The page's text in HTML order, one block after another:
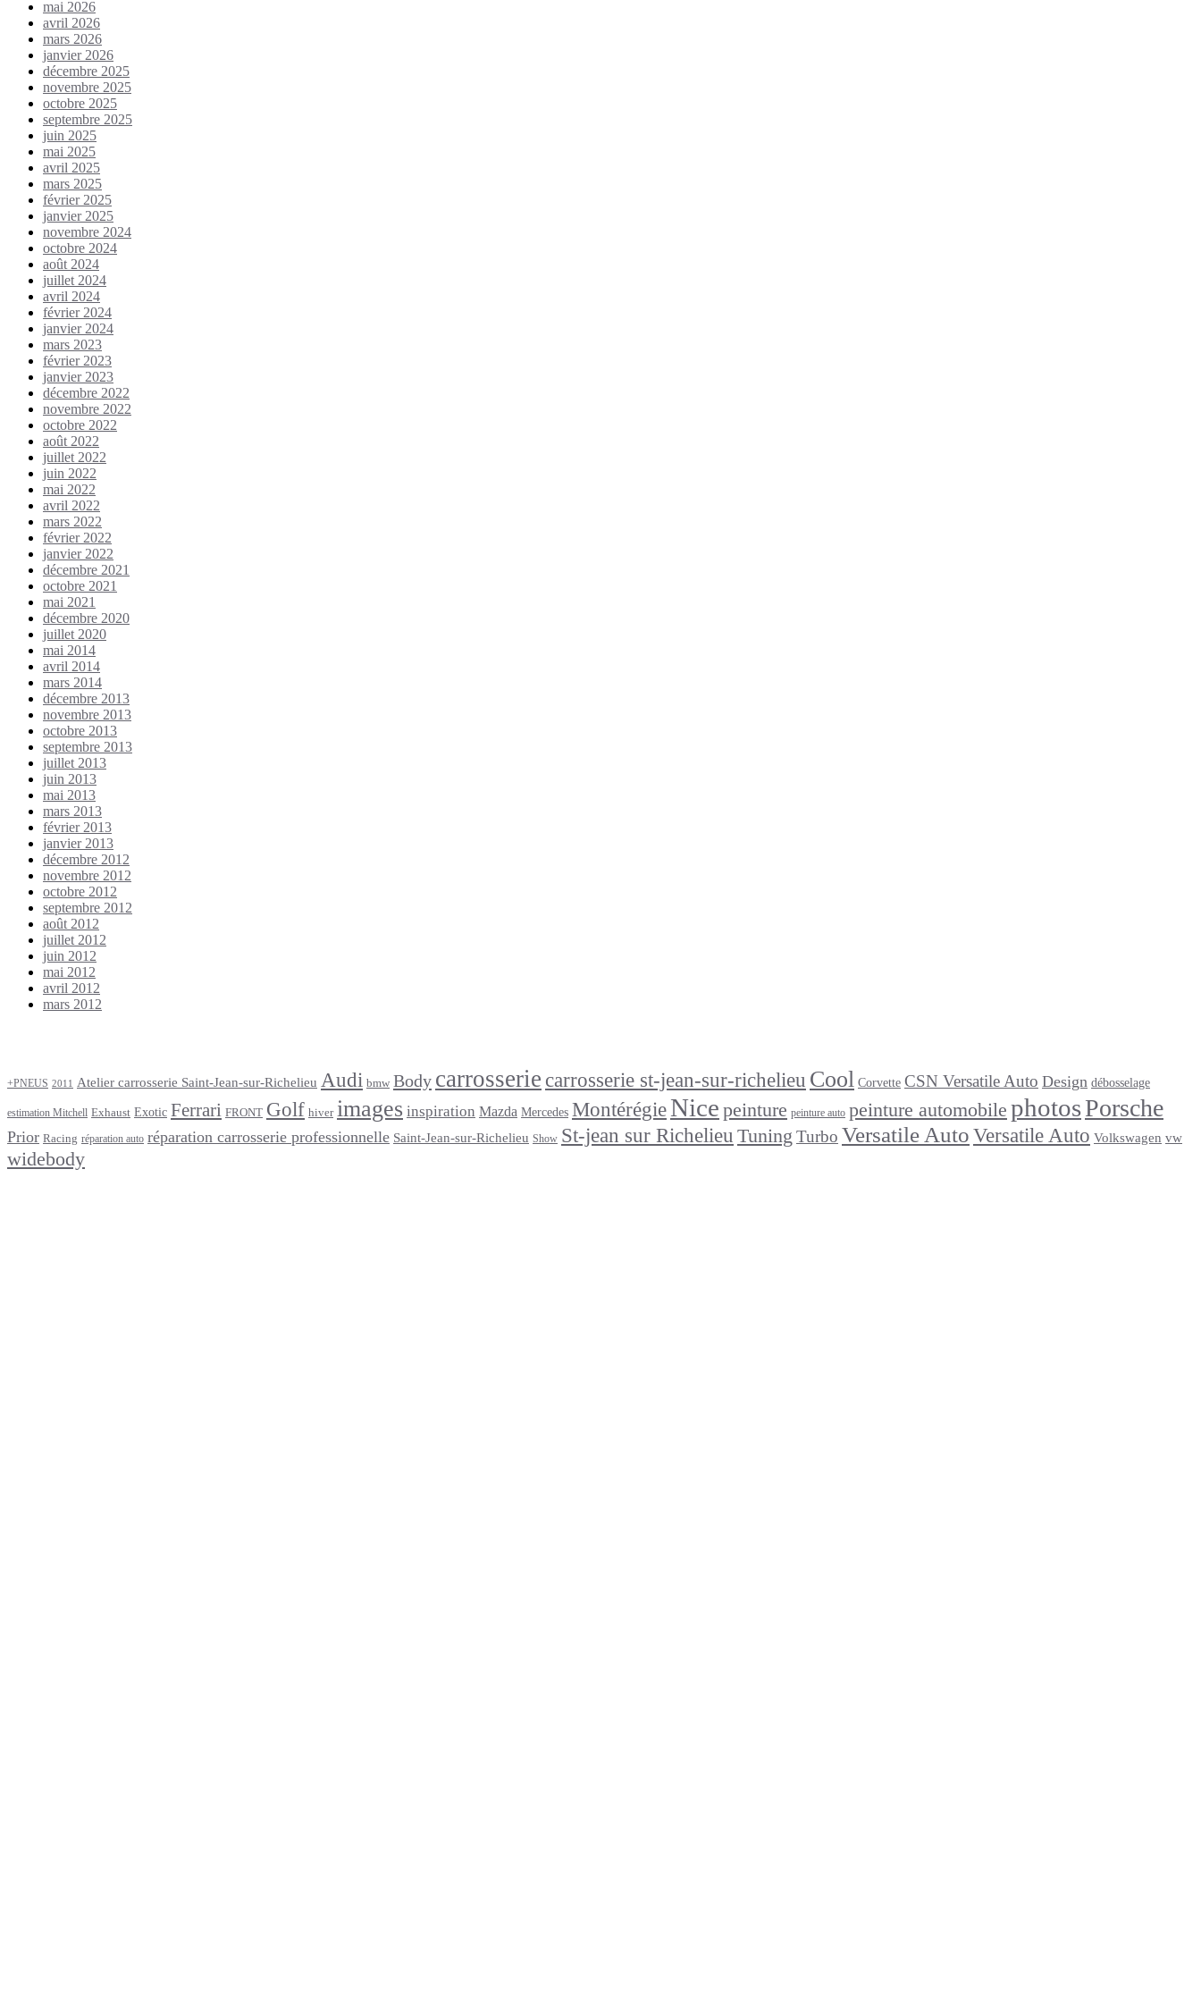
mai 2026
avril 2026
mars 2026
janvier 2026
décembre 2025
novembre 2025
octobre 2025
septembre 2025
juin 2025
mai 2025
avril 2025
mars 2025
février 2025
janvier 2025
novembre 2024
octobre 2024
août 2024
juillet 2024
avril 2024
février 2024
janvier 2024
mars 2023
février 2023
janvier 2023
décembre 2022
novembre 2022
octobre 2022
août 2022
juillet 2022
juin 2022
mai 2022
avril 2022
mars 2022
février 2022
janvier 2022
décembre 2021
octobre 2021
mai 2021
décembre 2020
juillet 2020
mai 2014
avril 2014
mars 2014
décembre 2013
novembre 2013
octobre 2013
septembre 2013
juillet 2013
juin 2013
mai 2013
mars 2013
février 2013
janvier 2013
décembre 2012
novembre 2012
octobre 2012
septembre 2012
août 2012
juillet 2012
juin 2012
mai 2012
avril 2012
mars 2012
+PNEUS 2011 Atelier carrosserie Saint-Jean-sur-Richelieu Audi bmw Body carrosserie carrosserie st-jean-sur-richelieu Cool Corvette CSN Versatile Auto Design débosselage
estimation Mitchell Exhaust Exotic Ferrari FRONT Golf hiver images inspiration Mazda Mercedes Montérégie Nice peinture peinture auto peinture automobile photosPorsche
Prior Racing réparation auto réparation carrosserie professionnelle Saint-Jean-sur-Richelieu Show St-jean sur Richelieu Tuning Turbo Versatile AutoVersatile Auto Volkswagen vw
widebody